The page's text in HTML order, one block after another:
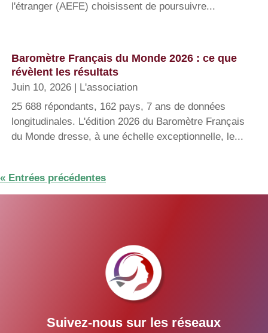
l'étranger (AEFE) choisissent de poursuivre...
Baromètre Français du Monde 2026 : ce que
révèlent les résultats
Juin 10, 2026
L'association
25 688 répondants, 162 pays, 7 ans de données
longitudinales. L'édition 2026 du Baromètre Français
du Monde dresse, à une échelle exceptionnelle, le...
« Entrées précédentes
Suivez-nous sur les réseaux